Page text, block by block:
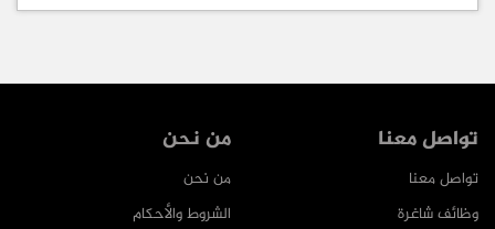
من نحن
من نحن
الشروط والأحكام
تواصل معنا
تواصل معنا
وظائف شاغرة